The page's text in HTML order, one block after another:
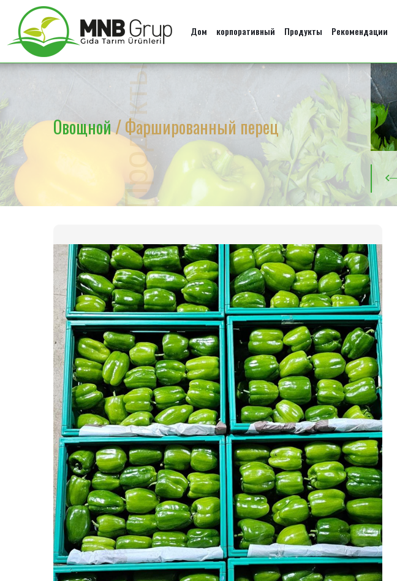
Дом корпоративный Продукты Рекомендации
Продукты
Овощной/ Фаршированный перец